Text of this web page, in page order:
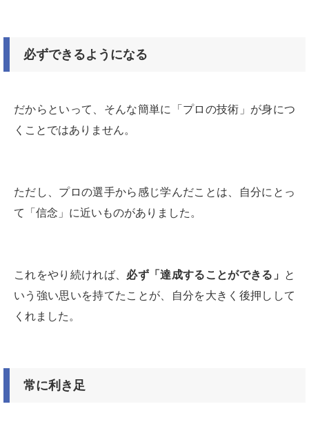
必ずできるようになる
だからといって、そんな簡単に「プロの技術」が身につ
くことではありません。
ただし、プロの選手から感じ学んだことは、自分にとっ
て「信念」に近いものがありました。
これをやり続ければ、 必ず「達成することができる」
と
いう強い思いを持てたことが、自分を大きく後押しして
くれました。
常に利き足